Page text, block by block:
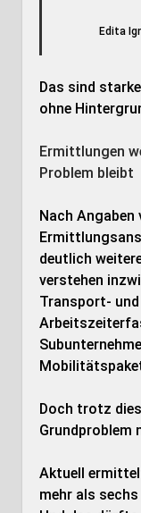
Edita
Das sind
ohne
Ermittlungen
Problem bleibt
Nach
deutlich
verstehen
Transport-
Doch trotz
Grundproblem
Aktuell
mehr als